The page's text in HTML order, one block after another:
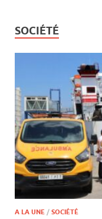
SOCIÉTÉ
A LA UNE / SOCIÉTÉ